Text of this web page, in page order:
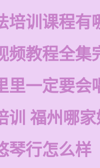
培训课程有
频教程全集
里一定要会
训 福州哪
琴行怎么样